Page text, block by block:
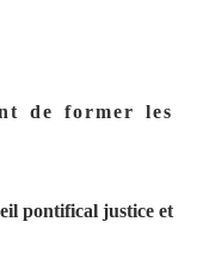
de former les
pontifical justice et